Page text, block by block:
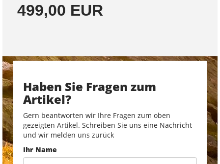
499,00 EUR
Haben Sie Fragen zum
Artikel?
Gern beantworten wir Ihre Fragen zum oben
gezeigten Artikel. Schreiben Sie uns eine Nachricht
und wir melden uns zurück
Ihr Name